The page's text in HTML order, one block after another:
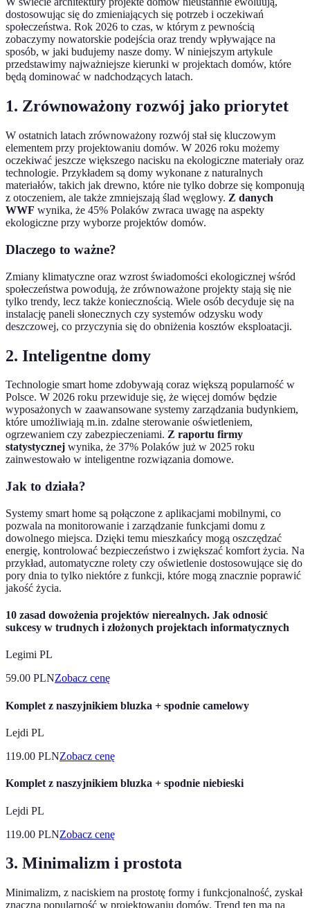
dostosowując się do zmieniających się potrzeb i oczekiwań
społeczeństwa. Rok 2026 to czas, w którym z pewnością
zobaczymy nowatorskie podejścia oraz trendy wpływające na
sposób, w jaki budujemy nasze domy. W niniejszym artykule
przedstawimy najważniejsze kierunki w projektach domów, które
będą dominować w nadchodzących latach.
1. Zrównoważony rozwój jako priorytet
W ostatnich latach zrównoważony rozwój stał się kluczowym
elementem przy projektowaniu domów. W 2026 roku możemy
oczekiwać jeszcze większego nacisku na ekologiczne materiały oraz
technologie. Przykładem są domy wykonane z naturalnych
materiałów, takich jak drewno, które nie tylko dobrze się komponują
z otoczeniem, ale także zmniejszają ślad węglowy. Z danych
WWF wynika, że 45% Polaków zwraca uwagę na aspekty
ekologiczne przy wyborze projektów domów.
Dlaczego to ważne?
Zmiany klimatyczne oraz wzrost świadomości ekologicznej wśród
społeczeństwa powodują, że zrównoważone projekty stają się nie
tylko trendy, lecz także koniecznością. Wiele osób decyduje się na
instalację paneli słonecznych czy systemów odzysku wody
deszczowej, co przyczynia się do obniżenia kosztów eksploatacji.
2. Inteligentne domy
Technologie smart home zdobywają coraz większą popularność w
Polsce. W 2026 roku przewiduje się, że więcej domów będzie
wyposażonych w zaawansowane systemy zarządzania budynkiem,
które umożliwiają m.in. zdalne sterowanie oświetleniem,
ogrzewaniem czy zabezpieczeniami. Z raportu firmy
statystycznej wynika, że 37% Polaków już w 2025 roku
zainwestowało w inteligentne rozwiązania domowe.
Jak to działa?
Systemy smart home są połączone z aplikacjami mobilnymi, co
pozwala na monitorowanie i zarządzanie funkcjami domu z
dowolnego miejsca. Dzięki temu mieszkańcy mogą oszczędzać
energię, kontrolować bezpieczeństwo i zwiększać komfort życia. Na
przykład, automatyczne rolety czy oświetlenie dostosowujące się do
pory dnia to tylko niektóre z funkcji, które mogą znacznie poprawić
jakość życia.
10 zasad dowożenia projektów nierealnych. Jak odnosić
sukcesy w trudnych i złożonych projektach informatycznych
Legimi PL
59.00 PLNZobacz cenę
Komplet z naszyjnikiem bluzka + spodnie camelowy
Lejdi PL
119.00 PLNZobacz cenę
Komplet z naszyjnikiem bluzka + spodnie niebieski
Lejdi PL
119.00 PLNZobacz cenę
3. Minimalizm i prostota
Minimalizm, z naciskiem na prostotę formy i funkcjonalność, zyskał
znaczną popularność w projektowaniu domów. Trend ten ma na